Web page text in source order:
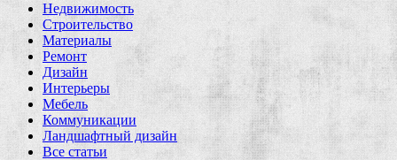
Недвижимость
Строительство
Материалы
Ремонт
Дизайн
Интерьеры
Мебель
Коммуникации
Ландшафтный дизайн
Все статьи